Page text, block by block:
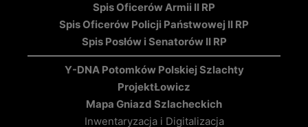
Spis Oficerów Armii II RP
Spis Oficerów Policji Państwowej II RP
Spis Posłów i Senatorów II RP
Y-DNA Potomków Polskiej Szlachty
ProjektŁowicz
Mapa Gniazd Szlacheckich
Inwentaryzacja i Digitalizacja